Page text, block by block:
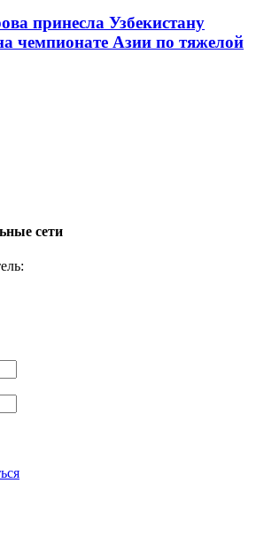
принесла Узбекистану
чемпионате Азии по тяжелой
сети